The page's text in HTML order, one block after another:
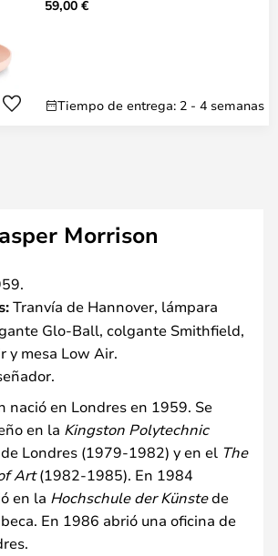
59,00 €
Tiempo de entrega: 2 - 4 semanas
Morrison
Tranvía de Hannover, lámpara
Glo-Ball, colgante Smithfield,
y mesa Low Air.
nació en Londres en 1959. Se
en la Kingston Polytechnic
Londres (1979-1982) y en el The
Art(1982-1985). En 1984
en la Hochschule der Künstede
En 1986 abrió una oficina de